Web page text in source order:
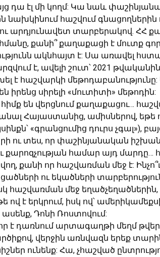
դա էլ մի կողմ: Կա նաև
նախկինում հաշվում գնացողներին
արդյունավետ տարբերակով. ՀՀ
քանի՞ քաղաքացի է մուտք
ակնհայտ է: Սա առավել
է, ավելի շուտ՝ 2021
է հաշվարկի
իրենց սիրելի «մուտիտի» մեթոդին:
են վերցնում քաղաքացու…
Հայաստանից, ամիսներով, եթե
«գրանցումից դուրս չգալ»),
ու տես, որ փաշինյանական
քարոզչության համար այդ մարդը…
քանի որ հաշվառման մեջ է:
ու եկածների
հաշվառման մեջ
ով է երկրում, իսկ ով՝
Դոնի Ռոստովում:
է դառնում արտագաղթի մեղմ թվեր
վերջին առնվազն երեք
ունենք: Հա, չհաշված